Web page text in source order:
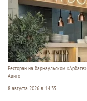
Ресторан на барнаульском «Арбате»
Авито
8 августа 2026 в 14:35